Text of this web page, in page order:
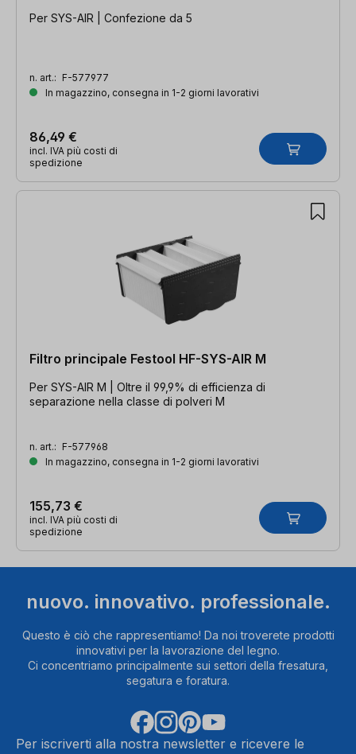
Per SYS-AIR | Confezione da 5
n. art.: F-577977
In magazzino, consegna in 1-2 giorni lavorativi
86,49 €
incl. IVA più costi di
spedizione
Filtro principale Festool HF-SYS-AIR M
Per SYS-AIR M | Oltre il 99,9% di efficienza di
separazione nella classe di polveri M
n. art.: F-577968
In magazzino, consegna in 1-2 giorni lavorativi
155,73 €
incl. IVA più costi di
spedizione
nuovo. innovativo. professionale.
Questo è ciò che rappresentiamo! Da noi troverete prodotti
innovativi per la lavorazione del legno.
Ci concentriamo principalmente sui settori della fresatura,
segatura e foratura.
Per iscriverti alla nostra newsletter e ricevere le